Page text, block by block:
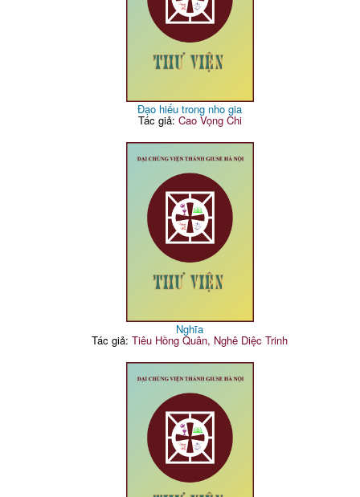
Đạo hiếu trong nho gia
Tác giả: Cao Vọng Chi
Nghĩa
Tác giả:Tiêu Hồng Quân, Nghê Diệc Trinh